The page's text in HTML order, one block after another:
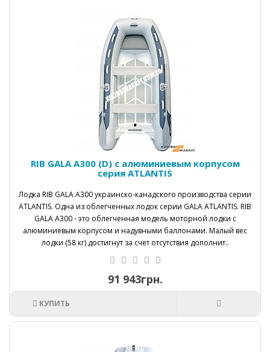
RIB GALA A300 (D) с алюминиевым корпусом
серия ATLANTIS
Лодка RIB GALA А300 украинско-канадского производства серии
ATLANTIS. Одна из облегченных лодок серии GALA ATLANTIS. RIB
GALA А300 - это облегченная модель моторной лодки с
алюминиевым корпусом и надувными баллонами. Малый вес
лодки (58 кг) достигнут за счет отсутствия дополнит..
91 943грн.
КУПИТЬ